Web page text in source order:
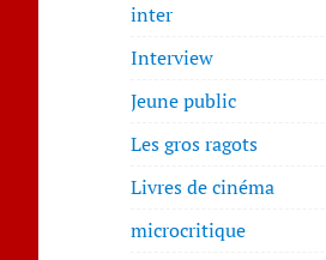
inter
Interview
Jeune public
Les gros ragots
Livres de cinéma
microcritique